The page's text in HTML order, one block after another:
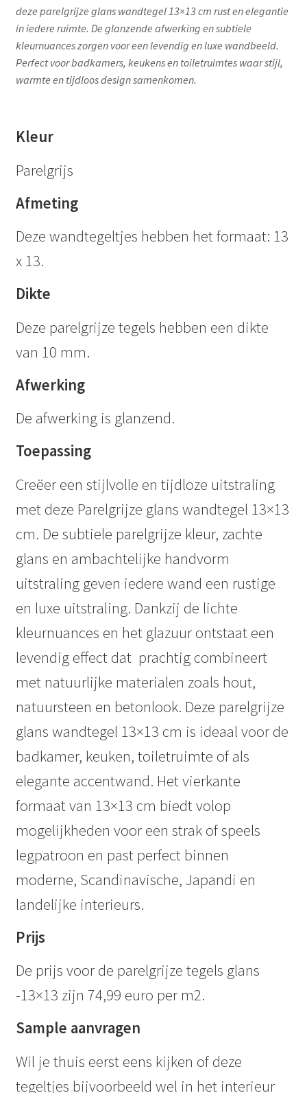
deze parelgrijze glans wandtegel 13×13 cm rust en elegantie
in iedere ruimte. De glanzende afwerking en subtiele
kleurnuances zorgen voor een levendig en luxe wandbeeld.
Perfect voor badkamers, keukens en toiletruimtes waar stijl,
warmte en tijdloos design samenkomen.
Kleur
Parelgrijs
Afmeting
Deze wandtegeltjes hebben het formaat: 13
x 13.
Dikte
Deze parelgrijze tegels hebben een dikte
van 10 mm.
Afwerking
De afwerking is glanzend.
Toepassing
Creëer een stijlvolle en tijdloze uitstraling
met deze Parelgrijze glans wandtegel 13×13
cm. De subtiele parelgrijze kleur, zachte
glans en ambachtelijke handvorm
uitstraling geven iedere wand een rustige
en luxe uitstraling. Dankzij de lichte
kleurnuances en het glazuur ontstaat een
levendig effect dat prachtig combineert
met natuurlijke materialen zoals hout,
natuursteen en betonlook. Deze parelgrijze
glans wandtegel 13×13 cm is ideaal voor de
badkamer, keuken, toiletruimte of als
elegante accentwand. Het vierkante
formaat van 13×13 cm biedt volop
mogelijkheden voor een strak of speels
legpatroon en past perfect binnen
moderne, Scandinavische, Japandi en
landelijke interieurs.
Prijs
De prijs voor de parelgrijze tegels glans
-13×13 zijn 74,99 euro per m2.
Sample aanvragen
Wil je thuis eerst eens kijken of deze
tegeltjes bijvoorbeeld wel in het interieur